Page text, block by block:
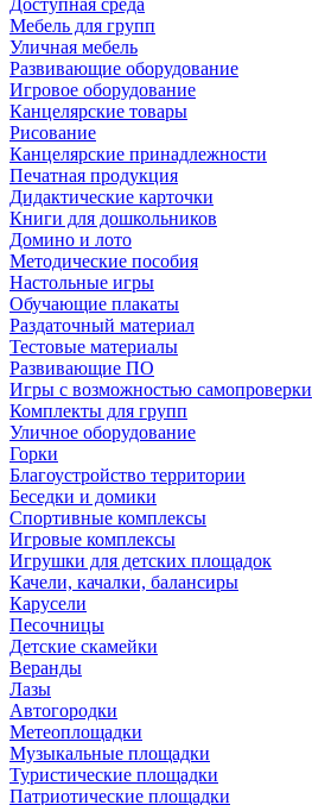
Доступная среда
Мебель для групп
Уличная мебель
Развивающие оборудование
Игровое оборудование
Канцелярские товары
Рисование
Канцелярские принадлежности
Печатная продукция
Дидактические карточки
Книги для дошкольников
Домино и лото
Методические пособия
Настольные игры
Обучающие плакаты
Раздаточный материал
Тестовые материалы
Развивающие ПО
Игры с возможностью самопроверки
Комплекты для групп
Уличное оборудование
Горки
Благоустройство территории
Беседки и домики
Спортивные комплексы
Игровые комплексы
Игрушки для детских площадок
Качели, качалки, балансиры
Карусели
Песочницы
Детские скамейки
Веранды
Лазы
Автогородки
Метеоплощадки
Музыкальные площадки
Туристические площадки
Патриотические площадки